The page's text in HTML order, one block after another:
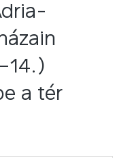
a tér